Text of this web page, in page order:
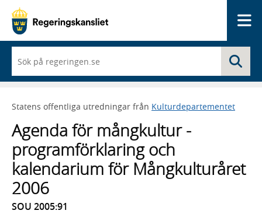
du
börjar
skriva
framträder
lista
med
sökförslag
Statens offentliga utredningar från Kulturdepartementet
Agenda för mångkultur -
programförklaring och
kalendarium för Mångkulturåret
2006
SOU 2005:91